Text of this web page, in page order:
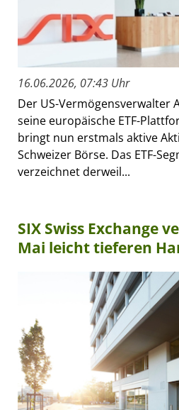
16.06.2026, 07:43 Uhr
Der US-Vermögensverwalter
seine europäische ETF-
bringt nun erstmals aktive
Schweizer Börse. Das ETF-
verzeichnet derweil...
SIX Swiss Exchange
Mai leicht tieferen